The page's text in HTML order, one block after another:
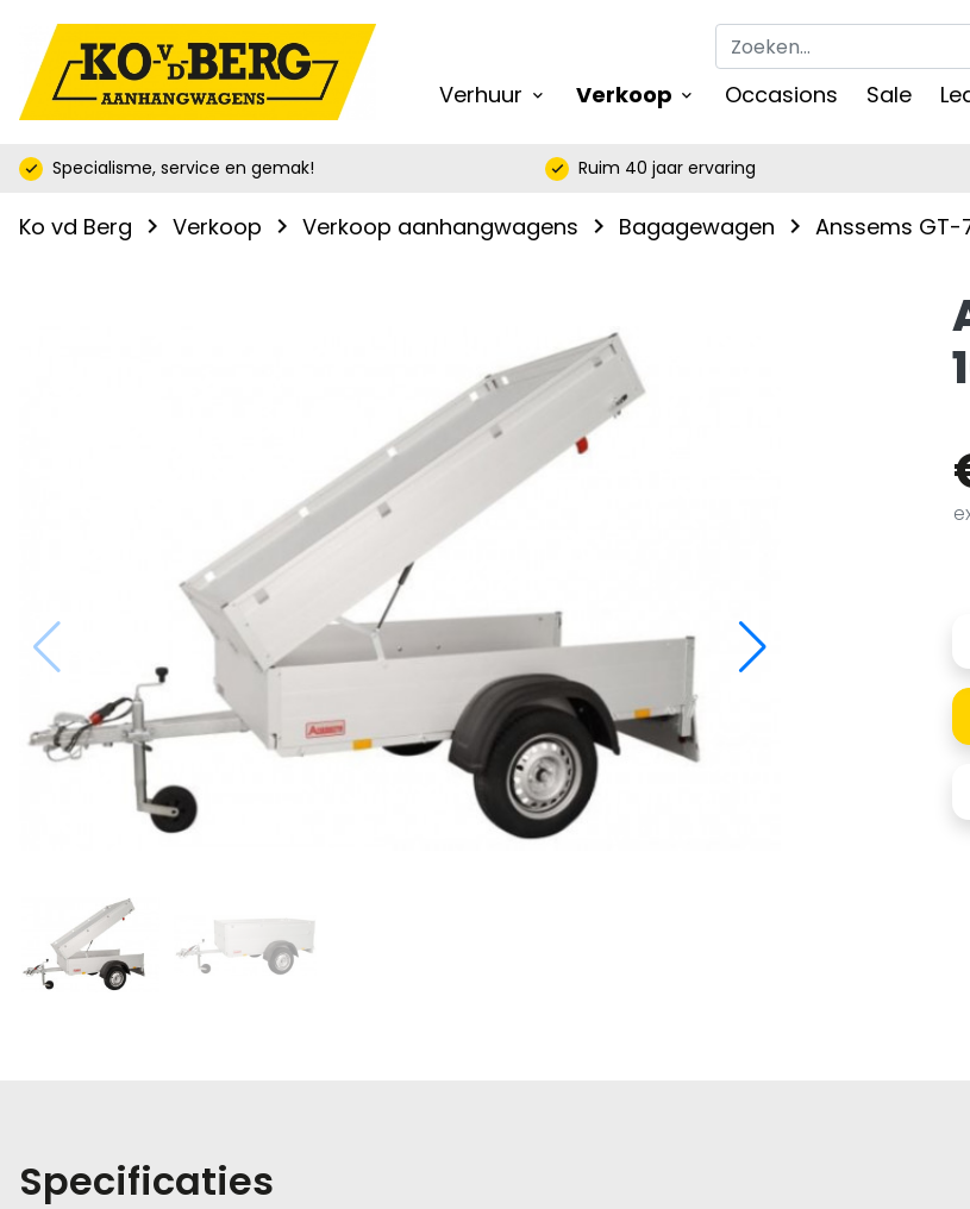
Verhuur keyboard_arrow_down Verkoop keyboard_arrow_down Occasions Sale
check Specialisme, service en gemak! check Ruim 40 jaar ervaring
Ko vd Berg navigate_next Verkoop navigate_next Verkoop aanhangwagens navigate_next Bagagewagen navigate_next Anssems GT-
Specificaties